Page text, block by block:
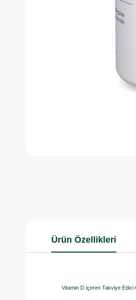
Ürün Özellikleri
Vitamin D içeren Takviye Edici